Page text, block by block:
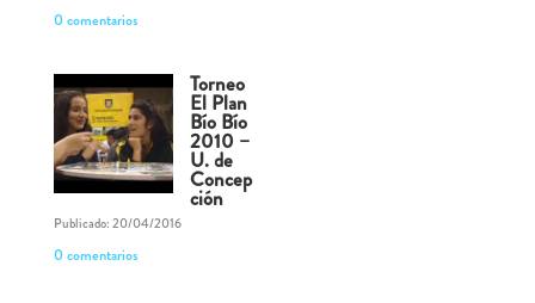
0 comentarios
Torneo
El Plan
Bío Bío
2010 –
U. de
Concep
ción
Publicado: 20/04/2016
0 comentarios